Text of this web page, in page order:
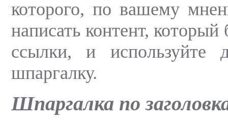
которого, по вашему
написать контент, который
ссылки, и используйте
шпаргалку.
Шпаргалка по